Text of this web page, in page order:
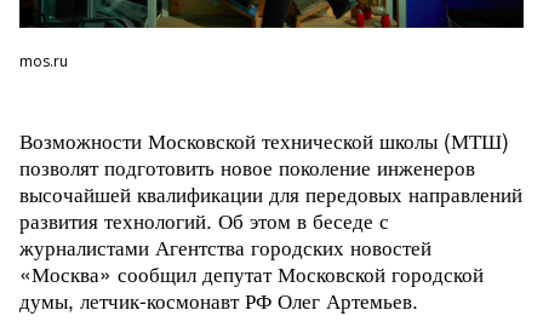
mos.ru
Возможности Московской технической школы (МТШ)
позволят подготовить новое поколение инженеров
высочайшей квалификации для передовых направлений
развития технологий. Об этом в беседе с
журналистами Агентства городских новостей
«Москва» сообщил депутат Московской городской
думы, летчик-космонавт РФ Олег Артемьев.